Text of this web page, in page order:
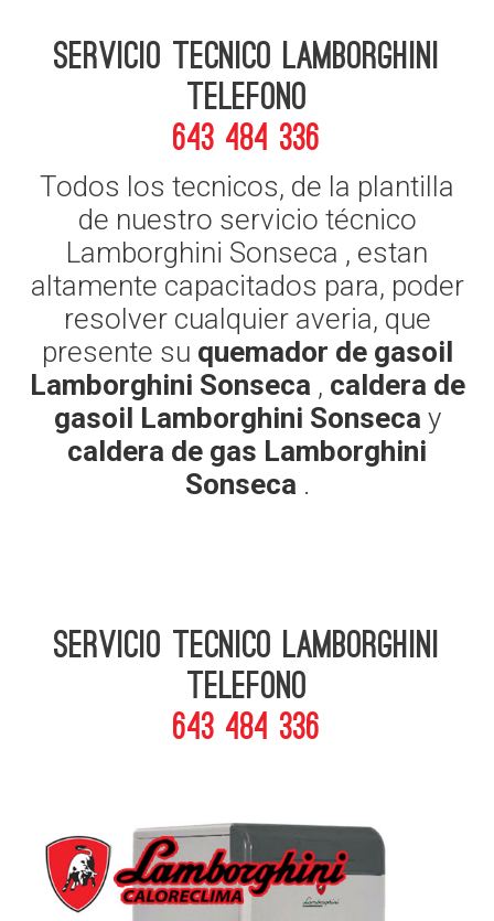
Servicio Tecnico Lamborghini
telefono
643 484 336
Todos los tecnicos, de la plantilla
de nuestro servicio técnico
Lamborghini Sonseca , estan
altamente capacitados para, poder
resolver cualquier averia, que
presente su quemador de gasoil
Lamborghini Sonseca , caldera de
gasoil Lamborghini Sonseca y
caldera de gas Lamborghini
Sonseca .
Servicio Tecnico Lamborghini
telefono
643 484 336